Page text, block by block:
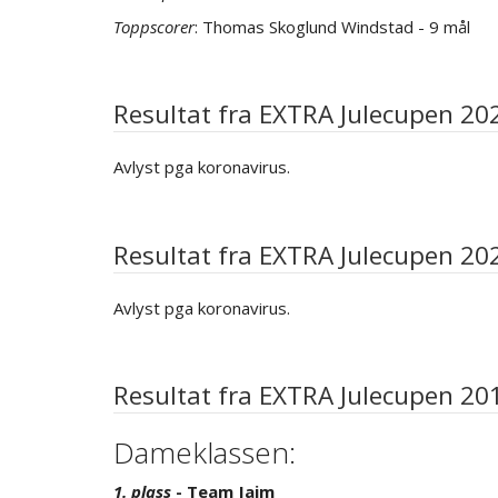
Toppscorer: Thomas Skoglund Windstad - 9 mål
Resultat fra EXTRA Julecupen
Avlyst pga koronavirus.
Resultat fra EXTRA Julecupen
Avlyst pga koronavirus.
Resultat fra EXTRA Julecupen
Dameklassen:
1. plass - Team Jaim